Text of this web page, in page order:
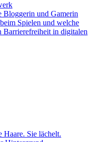
Bloggerin und Gamerin
Spielen und welche
Barrierefreiheit in digitalen